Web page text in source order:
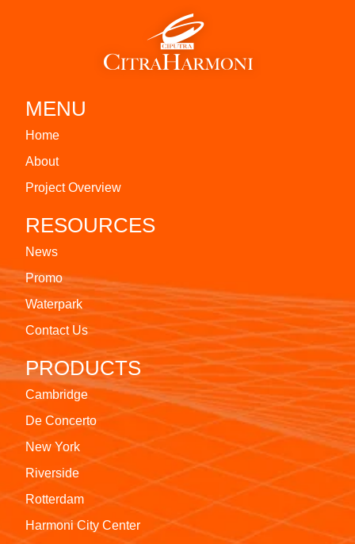
MENU
Home
About
Project Overview
RESOURCES
News
Promo
Waterpark
Contact Us
PRODUCTS
Cambridge
De Concerto
New York
Riverside
Rotterdam
Harmoni City Center